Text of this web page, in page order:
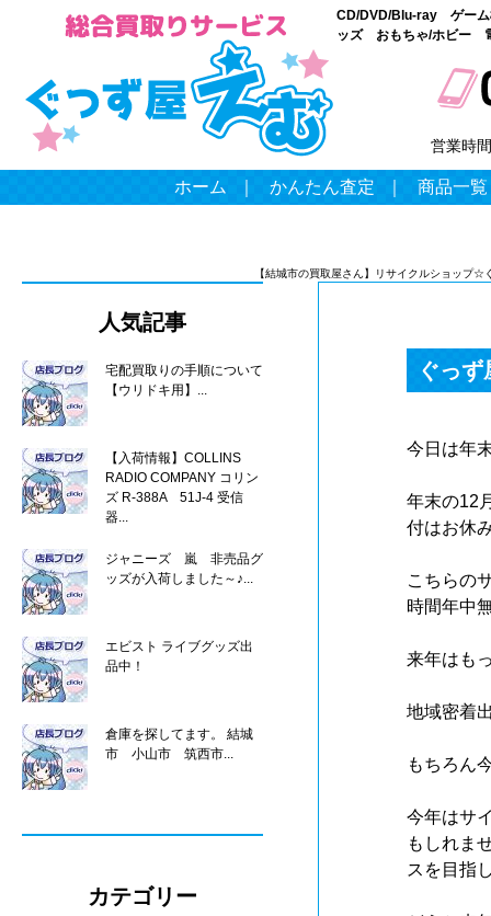
CD/DVD/Blu-ray ゲーム
ッズ おもちゃ/ホビー
営業時間
ホーム かんたん査定 商品一覧
【結城市の買取屋さん】リサイクルショップ☆
ぐっ
今日は年
年末の12
付はお休
こちらの
時間年中
来年はも
地域密着
もちろん
今年はサ
もしれま
スを目指
人気記事
宅配買取りの手順について
【ウリドキ用】...
【入荷情報】COLLINS
RADIO COMPANY コリン
ズ R-388A 51J-4 受信
器...
ジャニーズ 嵐 非売品グ
ッズが入荷しました～♪...
エビスト ライブグッズ出
品中！
倉庫を探してます。 結城
市 小山市 筑西市...
カテゴリー